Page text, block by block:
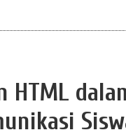
HTML